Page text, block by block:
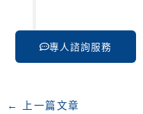
專人諮詢服務
← 上一篇文章